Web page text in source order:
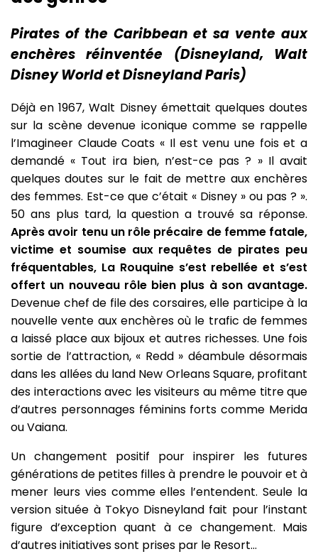
Pirates of the Caribbean et sa vente aux
enchères réinventée (Disneyland, Walt
Disney World et Disneyland Paris)
Déjà en 1967, Walt Disney émettait quelques doutes
sur la scène devenue iconique comme se rappelle
l’Imagineer Claude Coats « Il est venu une fois et a
demandé « Tout ira bien, n’est-ce pas ? » Il avait
quelques doutes sur le fait de mettre aux enchères
des femmes. Est-ce que c’était « Disney » ou pas ? ».
50 ans plus tard, la question a trouvé sa réponse.
Après avoir tenu un rôle précaire de femme fatale,
victime et soumise aux requêtes de pirates peu
fréquentables, La Rouquine s’est rebellée et s’est
offert un nouveau rôle bien plus à son avantage.
Devenue chef de file des corsaires, elle participe à la
nouvelle vente aux enchères où le trafic de femmes
a laissé place aux bijoux et autres richesses. Une fois
sortie de l’attraction, « Redd » déambule désormais
dans les allées du land New Orleans Square, profitant
des interactions avec les visiteurs au même titre que
d’autres personnages féminins forts comme Merida
ou Vaiana.
Un changement positif pour inspirer les futures
générations de petites filles à prendre le pouvoir et à
mener leurs vies comme elles l’entendent. Seule la
version située à Tokyo Disneyland fait pour l’instant
figure d’exception quant à ce changement. Mais
d’autres initiatives sont prises par le Resort…